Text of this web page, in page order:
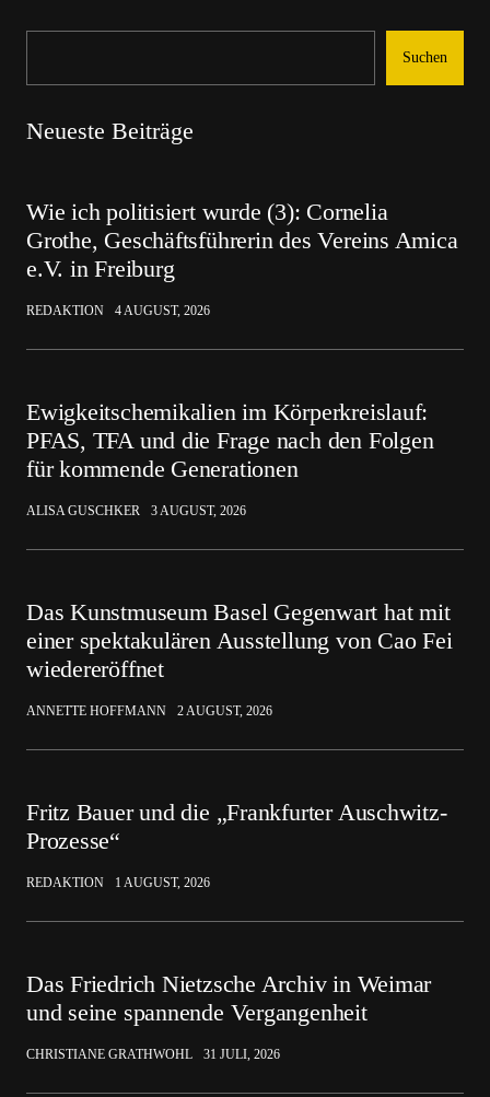
Suchen
Neueste Beiträge
Wie ich politisiert wurde (3): Cornelia
Grothe, Geschäftsführerin des Vereins Amica
e.V. in Freiburg
REDAKTION 4 AUGUST, 2026
Ewigkeitschemikalien im Körperkreislauf:
PFAS, TFA und die Frage nach den Folgen
für kommende Generationen
ALISA GUSCHKER 3 AUGUST, 2026
Das Kunstmuseum Basel Gegenwart hat mit
einer spektakulären Ausstellung von Cao Fei
wiedereröffnet
ANNETTE HOFFMANN 2 AUGUST, 2026
Fritz Bauer und die „Frankfurter Auschwitz-
Prozesse“
REDAKTION 1 AUGUST, 2026
Das Friedrich Nietzsche Archiv in Weimar
und seine spannende Vergangenheit
CHRISTIANE GRATHWOHL 31 JULI, 2026